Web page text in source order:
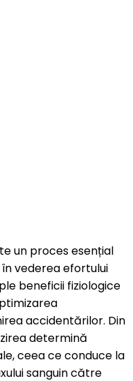
un proces esențial
vederea efortului
beneficii fiziologice
accidentărilor. Din
determină
ceea ce conduce la
sanguin către